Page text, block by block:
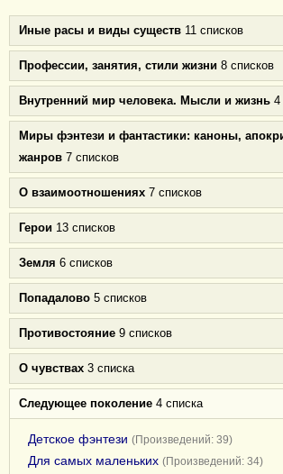
Иные расы и виды существ 11 списков
Профессии, занятия, стили жизни 8 списков
Внутренний мир человека. Мысли и жизнь 4
Миры фэнтези и фантастики: каноны,
жанров 7 списков
О взаимоотношениях 7 списков
Герои 13 списков
Земля 6 списков
Попадалово 5 списков
Противостояние 9 списков
О чувствах 3 списка
Следующее поколение 4 списка
Детское фэнтези (Произведений: 39)
Для самых маленьких (Произведений: 34)